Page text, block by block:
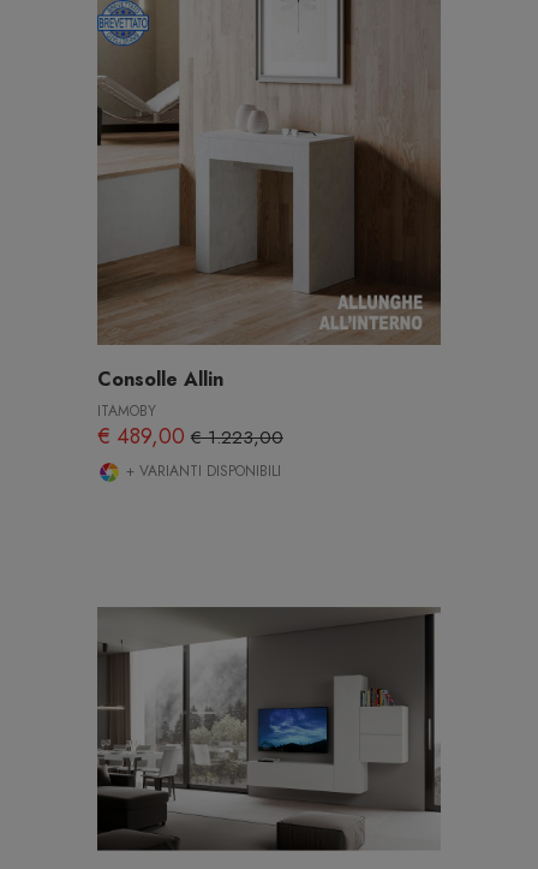
Consolle Allin
ITAMOBY
€ 489,00€ 1.223,00
+ VARIANTI DISPONIBILI